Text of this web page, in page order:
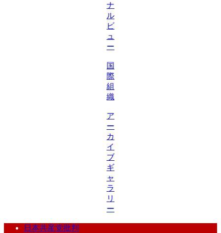
ナ
ル
ビ
ュ
ー
国
際
組
織
ア
ー
カ
イ
ブ
ギ
ャ
ラ
リ
ー
日本共産党批判